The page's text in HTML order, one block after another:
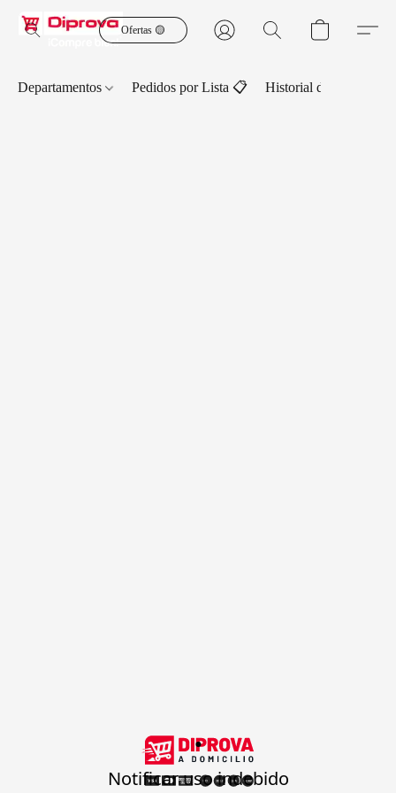
Ofertas 🟡
Departamentos Pedidos por Lista 📋 Historial de Pedidos
.
Notificar uso indebido